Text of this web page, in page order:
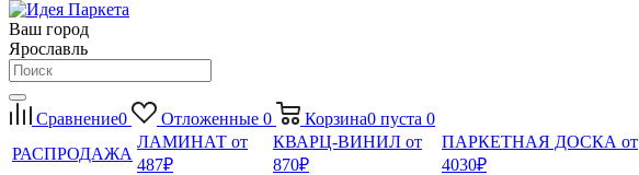
Ваш город
Ярославль
Сравнение0 Отложенные 0 Корзина0 пуста 0
РАСПРОДАЖА
ЛАМИНАТ от
487₽
КВАРЦ-ВИНИЛ от
870₽
ПАРКЕТНАЯ ДОСКА от
4030₽